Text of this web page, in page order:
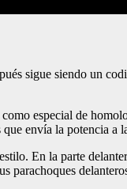
sigue siendo un
especial de
envía la potencia a
En la parte
parachoques